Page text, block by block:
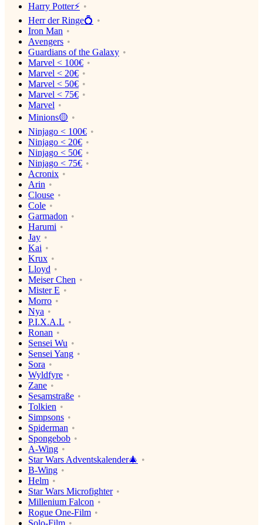
Harry Potter⚡️
Herr der Ringe💍
Iron Man
Avengers
Guardians of the Galaxy
Marvel < 100€
Marvel < 20€
Marvel < 50€
Marvel < 75€
Marvel
Minions🟡
Ninjago < 100€
Ninjago < 20€
Ninjago < 50€
Ninjago < 75€
Acronix
Arin
Clouse
Cole
Garmadon
Harumi
Jay
Kai
Krux
Lloyd
Meiser Chen
Mister E
Morro
Nya
P.I.X.A.L
Ronan
Sensei Wu
Sensei Yang
Sora
Wyldfyre
Zane
Sesamstraße
Tolkien
Simpsons
Spiderman
Spongebob
A-Wing
Star Wars Adventskalender🎄
B-Wing
Helm
Star Wars Microfighter
Millenium Falcon
Rogue One-Film
Solo-Film